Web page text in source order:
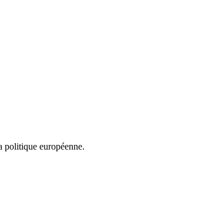
politique européenne.